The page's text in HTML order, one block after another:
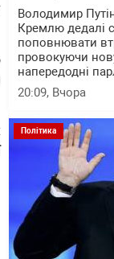
Володимир
Кремлю дедалі
поповнювати
провокуючи
напередодні
20:09, Вчора
Політика